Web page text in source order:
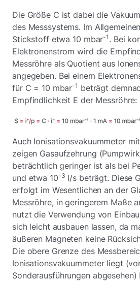
Die Größe C ist dabei die
des Messsystems. Im
Stickstoff etwa 10 mbar-1 . Bei
Elektronenstrom wird die
Messröhre als Quotient aus
angegeben. Bei einem
für C = 10 mbar-1 beträgt
Empfindlichkeit E der Messröhre:
Auch Ionisationsvakuummeter
zeigen Gasaufzehrung
beträchtlich geringer ist als bei
und etwa 10-3 l/s beträgt. Diese
erfolgt im Wesentlichen an der
Messröhre, in geringerem Maße
nutzt die Verwendung von
sich leicht ausbauen lassen, da
äußeren Magneten keine
Die obere Grenze des
Ionisationsvakuummeter liegt
Sonderausführungen abgesehen)